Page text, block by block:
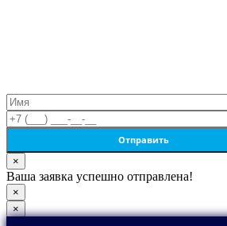
×
Ваша заявка успешно отправлена!
×
×